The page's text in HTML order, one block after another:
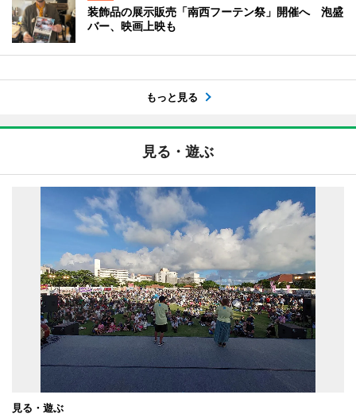
装飾品の展示販売「南西フーテン祭」開催へ 泡盛
バー、映画上映も
もっと見る
見る・遊ぶ
見る・遊ぶ